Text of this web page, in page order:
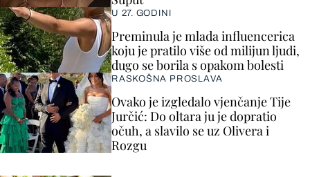
U 27. GODINI
Preminula je mlada influencerica
koju je pratilo više od milijun ljudi,
dugo se borila s opakom bolesti
RASKOŠNA PROSLAVA
Ovako je izgledalo vjenčanje Tije
Jurčić: Do oltara ju je dopratio
očuh, a slavilo se uz Olivera i
Rozgu